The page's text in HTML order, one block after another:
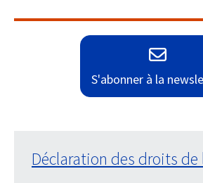
S'abonner à la
Déclaration des droits de